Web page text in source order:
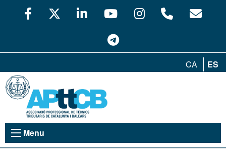
CA ES
Menu